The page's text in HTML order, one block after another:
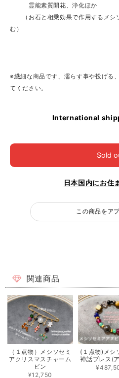
霊能素質開花、浄化ほか
（お石と相乗効果で作用するメシ
む）
※繊細な商品です、濡らす事や投げる
てください。
International
Sold
日本国内にお住
この商品をア
関連商品
（１点物）メシソセミ
アクリスマスチャーム
ピン
¥12,750
(１点物)メシ
神話ブレス(